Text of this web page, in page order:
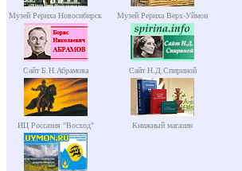
Музей Рериха Новосибирск Музей Рериха Верх-Уймон
Сайт Б.Н.Абрамова Сайт Н.Д.Спириной
ИЦ Россазия "Восход" Книжный магазин